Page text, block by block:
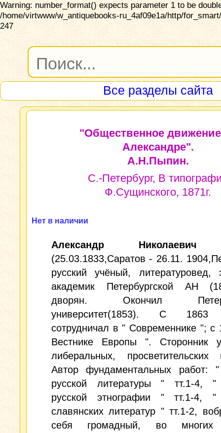
Warning: number_format() expects parameter 1 to be
/home/virtwww/w_antiquebooks-ru_4af09e1a/http/
247
Все разделы сайта
"Общественное
Александре".
А.Н.Пыпин.
С.-Петербург, В
Ф.Сущинского, 1871г.
Нет в наличии
Александр Николаевич
(25.03.1833,Саратов - 26.11.
русский учёный, литературовед,
академик Петербургской АН
дворян. Окончил
университет(1853). С 1863
сотрудничал в " Современнике "; с
Вестнике Европы ". Сторонник
либеральных, просветительских
Автор фундаментальных работ:
русской литературы " тт.1-4, "
русской этнографии " тт.1-4, "
славянских литератур " тт.1-2,
себя громадный, во многих